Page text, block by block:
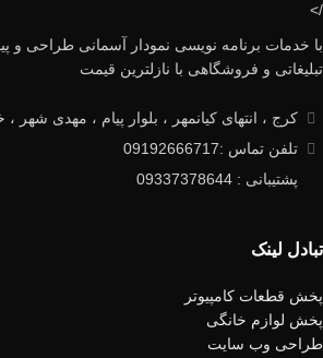
/>
با خدمات برنامه نویسی نمودار آسمانی طراحی و
تبلیغاتی و فروشگاهی با نازلترین قیمت
کرج ، انتهای کیانمهر ، بلوار پیام ، مهدی شهر ،
تلفن تماس :09192666717
پشتیبانی : 09337378644
تبادل لینک
پخش قطعات کامپیوتر
پخش لوازم خانگی
طراحی وب سایت